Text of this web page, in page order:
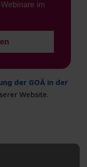
im
der GOÄ in der
Website.